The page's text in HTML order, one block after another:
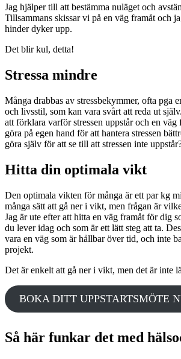
Jag hjälper till att bestämma nuläget och
Tillsammans skissar vi på en väg framåt och
hinder dyker upp.
Det blir kul, detta!
Stressa mindre
Många drabbas av stressbekymmer, ofta pga
och livsstil, som kan vara svårt att reda ut
att förklara varför stressen uppstår och en väg
göra på egen hand för att hantera stressen
göra själv för att se till att stressen inte
Hitta din optimala vikt
Den optimala vikten för många är ett par kg
många sätt att gå ner i vikt, men frågan är
Jag är ute efter att hitta en väg framåt för dig
du lever idag och som är ett lätt steg att ta.
vara en väg som är hållbar över tid, och inte
projekt.
Det är enkelt att gå ner i vikt, men det är inte
BOKA DITT UPPSTARTSMÖTE
Så här funkar det med